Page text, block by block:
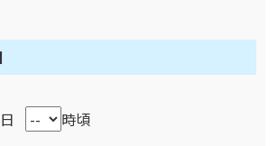
日
時頃